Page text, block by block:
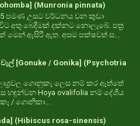
(Munronia pinnata)
පමණ උසට වර්ධනය වන කුඩා
අතු බෙදීමක් දක්නට නොලැබේ. පත්‍ර
ඇසිරී ඇත. අසම පක්ෂවත් ස...
[Gonuke / Gonika] (Psychotria
ගොනුකෑ ලෙස නම් කර ඇත්තේ
හඳුන්වන Hoya ovalifolia නම් දේශීය
/ ගොනිකා...
(Hibiscus rosa-sinensis)